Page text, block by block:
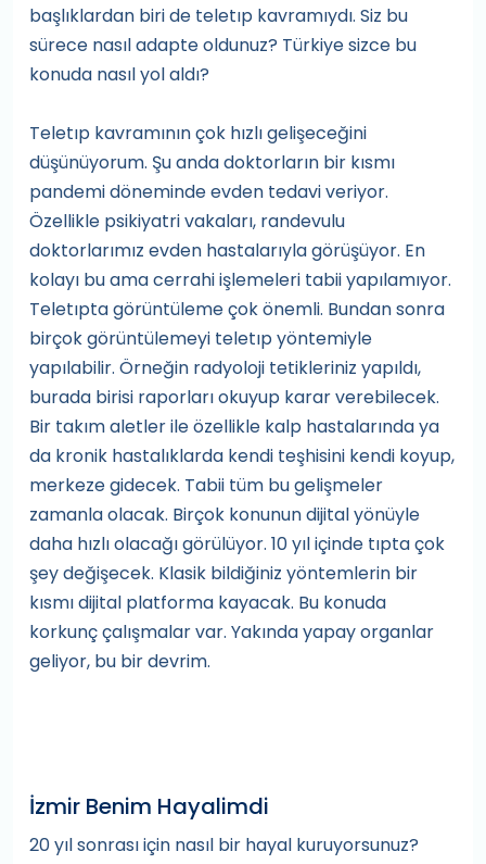
başlıklardan biri de teletıp kavramıydı. Siz bu
sürece nasıl adapte oldunuz? Türkiye sizce bu
konuda nasıl yol aldı?
Teletıp kavramının çok hızlı gelişeceğini
düşünüyorum. Şu anda doktorların bir kısmı
pandemi döneminde evden tedavi veriyor.
Özellikle psikiyatri vakaları, randevulu
doktorlarımız evden hastalarıyla görüşüyor. En
kolayı bu ama cerrahi işlemeleri tabii yapılamıyor.
Teletıpta görüntüleme çok önemli. Bundan sonra
birçok görüntülemeyi teletıp yöntemiyle
yapılabilir. Örneğin radyoloji tetikleriniz yapıldı,
burada birisi raporları okuyup karar verebilecek.
Bir takım aletler ile özellikle kalp hastalarında ya
da kronik hastalıklarda kendi teşhisini kendi koyup,
merkeze gidecek. Tabii tüm bu gelişmeler
zamanla olacak. Birçok konunun dijital yönüyle
daha hızlı olacağı görülüyor. 10 yıl içinde tıpta çok
şey değişecek. Klasik bildiğiniz yöntemlerin bir
kısmı dijital platforma kayacak. Bu konuda
korkunç çalışmalar var. Yakında yapay organlar
geliyor, bu bir devrim.
İzmir Benim Hayalimdi
20 yıl sonrası için nasıl bir hayal kuruyorsunuz?